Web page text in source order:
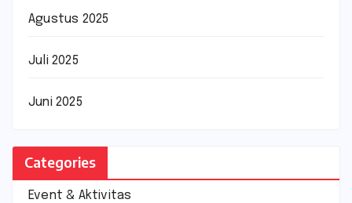
Agustus 2025
Juli 2025
Juni 2025
Categories
Event & Aktivitas